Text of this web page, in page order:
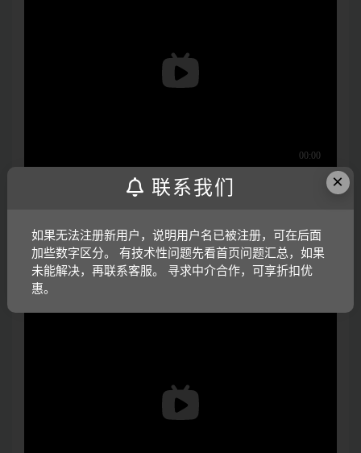
图形即可；视频放大后不清晰，可将鼠标放在视频上，点
击“进入哔哩哔哩，观看更高清”
电子版资料介绍视频：
×
联系我们
如果无法注册新用户，说明用户名已被注册，可在后面
加些数字区分。 有技术性问题先看首页问题汇总，如果
未能解决，再联系客服。 寻求中介合作，可享折扣优
惠。